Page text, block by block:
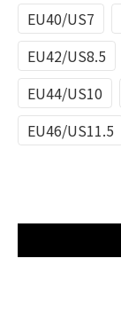
EU40/US7
EU42/US8.5
EU44/US10
EU46/US11.5